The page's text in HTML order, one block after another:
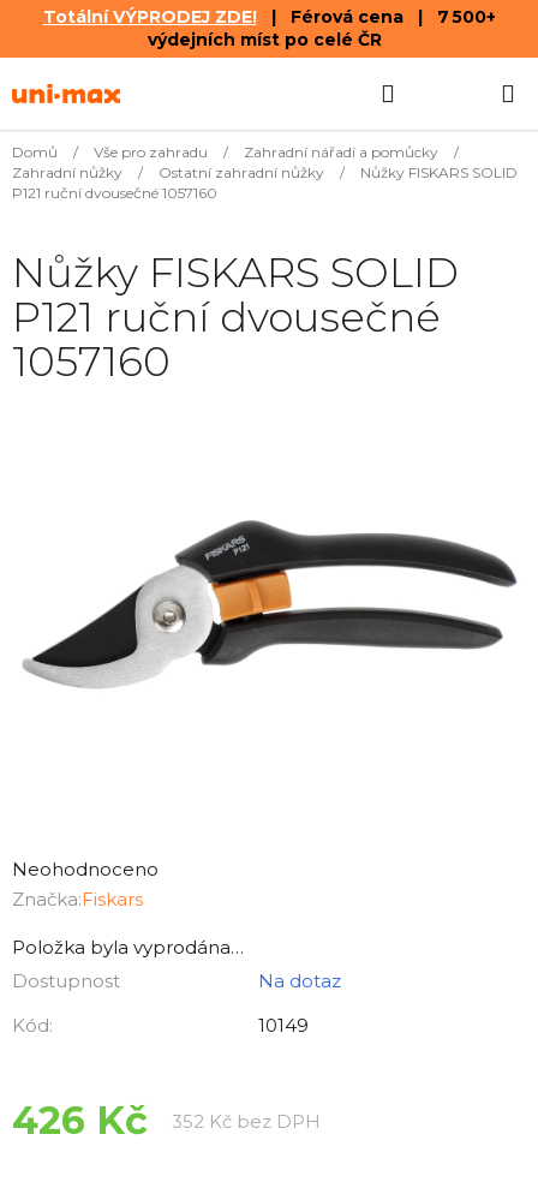
Totální VÝPRODEJ ZDE!| Férová cena | 7 500+
výdejních míst po celé ČR
na
KOŠÍK
Domů / Vše pro zahradu / Zahradní nářadí a pomůcky
/
Zahradní nůžky
/ Ostatní zahradní nůžky /
Nůžky FISKARS SOLID
P121 ruční dvousečné 1057160
hodnocení
produktu
0,0
z
5
Neohodnoceno
Značka:Fiskars
Položka byla vyprodána…
Dostupnost
Na dotaz
Kód:
10149
426 Kč 352 Kč bez DPH
Nůžky FISKARS SOLID
P121 ruční dvousečné
1057160